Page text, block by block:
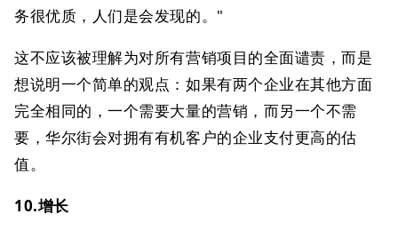
务很优质，人们是会发现的。"
这不应该被理解为对所有营销项目的全面谴责，而是
想说明一个简单的观点：如果有两个企业在其他方面
完全相同的，一个需要大量的营销，而另一个不需
要，华尔街会对拥有有机客户的企业支付更高的估
值。
10.增长